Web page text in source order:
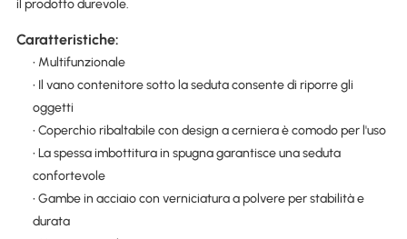
il prodotto durevole.
Caratteristiche:
• Multifunzionale
• Il vano contenitore sotto la seduta consente di riporre gli
oggetti
• Coperchio ribaltabile con design a cerniera è comodo per l'uso
• La spessa imbottitura in spugna garantisce una seduta
confortevole
• Gambe in acciaio con verniciatura a polvere per stabilità e
durata